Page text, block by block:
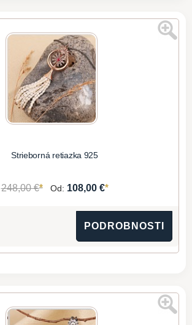
Strieborná retiazka 925
248,00 €* Od: 108,00 €*
PODROBNOSTI